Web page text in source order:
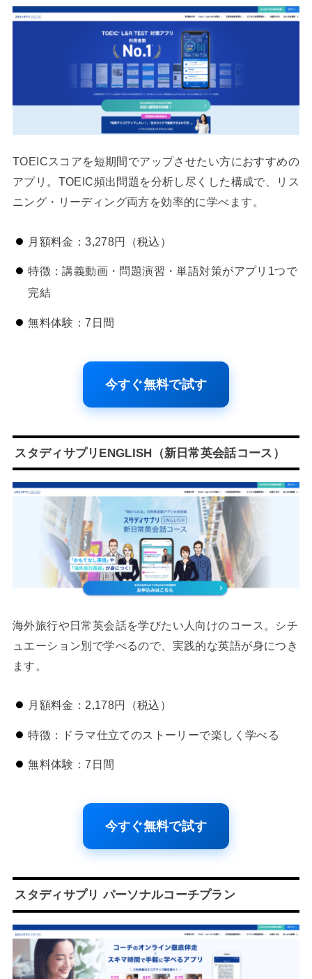
TOEICスコアを短期間でアップさせたい方におすすめの
アプリ。TOEIC頻出問題を分析し尽くした構成で、リス
ニング・リーディング両方を効率的に学べます。
月額料金：3,278円（税込）
特徴：講義動画・問題演習・単語対策がアプリ1つで
完結
無料体験：7日間
今すぐ無料で試す
スタディサプリENGLISH（新日常英会話コース）
海外旅行や日常英会話を学びたい人向けのコース。シチ
ュエーション別で学べるので、実践的な英語が身につき
ます。
月額料金：2,178円（税込）
特徴：ドラマ仕立てのストーリーで楽しく学べる
無料体験：7日間
今すぐ無料で試す
スタディサプリ パーソナルコーチプラン